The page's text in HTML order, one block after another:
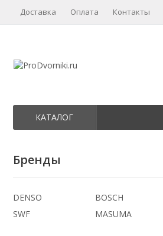
Доставка Оплата Контакты
КАТАЛОГ
Бренды
DENSO
BOSCH
SWF
MASUMA